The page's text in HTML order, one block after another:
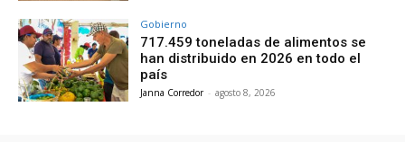
Gobierno
717.459 toneladas de alimentos se
han distribuido en 2026 en todo el
país
Janna Corredor - agosto 8, 2026